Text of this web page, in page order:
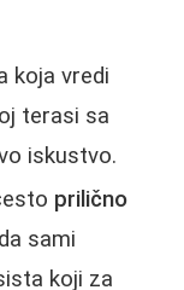
koja vredi
terasi sa
iskustvo.
prilično
sami
koji za